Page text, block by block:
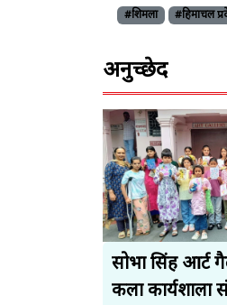
#शिमला #हिमाचल
अनुच्छेद
सोभा सिंह आर्ट
कला कार्यशाला